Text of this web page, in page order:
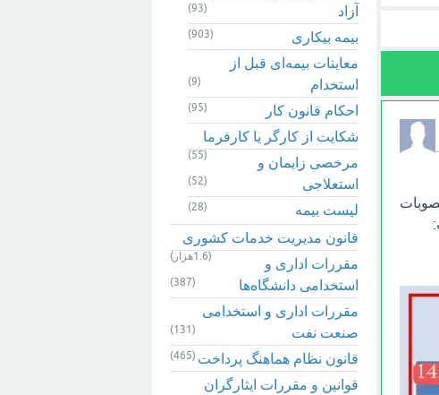
آزاد
(93)
بیمه بیکاری (903)
معاینات بیمه‌ای قبل از
استخدام
(9)
احکام قانون کار (95)
شکایت از کارگر یا کارفرما
(55)
مرخصی زایمان و
استعلاجی
(52)
لیست بیمه (28)
قانون مدیریت خدمات کشوری
(1.6هزار)
مقررات اداری و
استخدامی دانشگاه‌ها
(387)
مقررات اداری و استخدامی
صنعت نفت
(131)
قانون نظام هماهنگ پرداخت (465)
قوانین و مقررات ایثارگران